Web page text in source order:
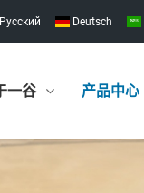
Pусский Deutsch
一谷 产品中心